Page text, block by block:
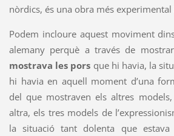
nòrdics, és una obra més
Podem incloure aquest moviment
alemany perquè a través de
mostrava les pors que hi havia, la
hi havia en aquell moment d’una
del que mostraven els altres
altra, els tres models de
la situació tant dolenta que